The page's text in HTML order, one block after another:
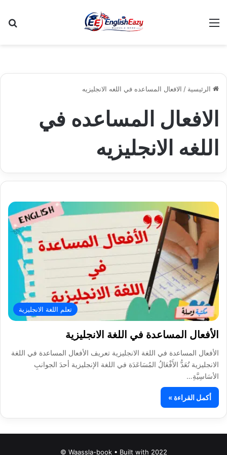
القائمة
الرئيسية / الافعال المساعده في اللغه الانجليزيه
الافعال المساعده في
اللغه الانجليزيه
تعلم اللغة الانجليزية
الأفعال المساعدة في اللغة الانجليزية
الأفعال المساعدة في اللغة الانجليزية تعريف الأفعال المساعدة في اللغة
الانجليزية تُعَدُّ الأَفْعَالُ المُسَاعَدَة في اللغة الإنجليزية أحدَ الجوانبِ
الأسَاسِيَّةِ…
أكمل القراءة »
Waassla-book • Built with 2022 ©